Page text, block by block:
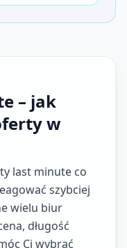
– jak
w
last minute co
szybciej
wielu biur
długość
Ci wybrać